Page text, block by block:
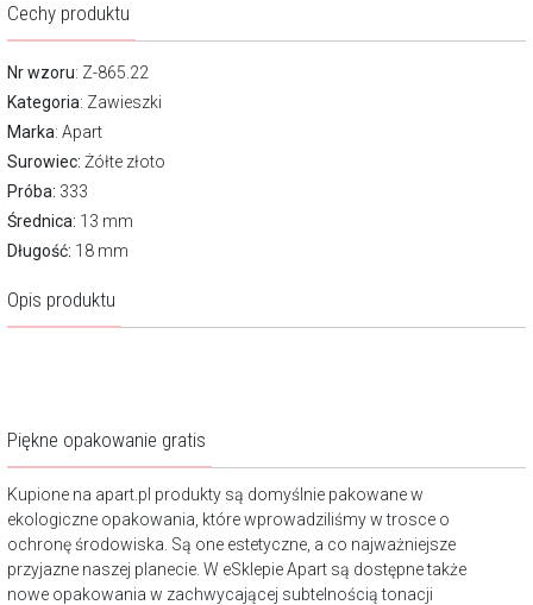
Cechy produktu
Nr wzoru: Z-865.22
Kategoria: Zawieszki
Marka: Apart
Surowiec: Żółte złoto
Próba: 333
Średnica: 13 mm
Długość: 18 mm
Opis produktu
Piękne opakowanie gratis
Kupione na apart.pl produkty są domyślnie pakowane w
ekologiczne opakowania, które wprowadziliśmy w trosce o
ochronę środowiska. Są one estetyczne, a co najważniejsze
przyjazne naszej planecie. W eSklepie Apart są dostępne także
nowe opakowania w zachwycającej subtelnością tonacji